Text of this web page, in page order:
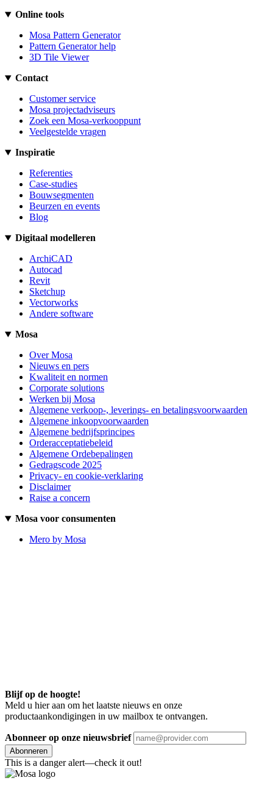
Online tools
Mosa Pattern Generator
Pattern Generator help
3D Tile Viewer
Contact
Customer service
Mosa projectadviseurs
Zoek een Mosa-verkooppunt
Veelgestelde vragen
Inspiratie
Referenties
Case-studies
Bouwsegmenten
Beurzen en events
Blog
Digitaal modelleren
ArchiCAD
Autocad
Revit
Sketchup
Vectorworks
Andere software
Mosa
Over Mosa
Nieuws en pers
Kwaliteit en normen
Corporate solutions
Werken bij Mosa
Algemene verkoop-, leverings- en betalingsvoorwaarden
Algemene inkoopvoorwaarden
Algemene bedrijfsprincipes
Orderacceptatiebeleid
Algemene Ordebepalingen
Gedragscode 2025
Privacy- en cookie-verklaring
Disclaimer
Raise a concern
Mosa voor consumenten
Mero by Mosa
Blijf op de hoogte!
Meld u hier aan om het laatste nieuws en onze
productaankondigingen in uw mailbox te ontvangen.
Abonneer op onze nieuwsbrief
Abonneren
This is a danger alert—check it out!